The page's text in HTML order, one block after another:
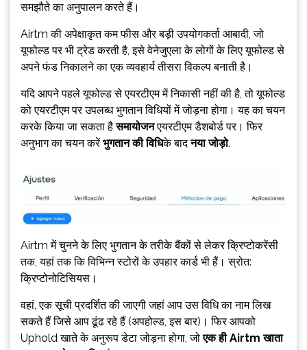
समझौते का अनुपालन करते हैं।
Airtm की अपेक्षाकृत कम फीस और बड़ी उपयोगकर्ता आबादी, जो
यूफोल्ड पर भी ट्रेड करती है, इसे वेनेजुएला के लोगों के लिए यूफोल्ड से
अपने फंड निकालने का एक व्यवहार्य तीसरा विकल्प बनाती है।
यदि आपने पहले यूफोल्ड से एयरटीएम में निकासी नहीं की है, तो यूफोल्ड
को एयरटीएम पर उपलब्ध भुगतान विधियों में जोड़ना होगा। यह का चयन
करके किया जा सकता हैसमायोजनएयरटीएम डैशबोर्ड पर। फिर
अनुभाग का चयन करेंभुगतान की विधिके बादनया जोड़ो.
Airtm में चुनने के लिए भुगतान के तरीके बैंकों से लेकर क्रिप्टोकरेंसी
तक, यहां तक ​​​​कि विभिन्न स्टोरों के उपहार कार्ड भी हैं। स्रोत:
क्रिप्टोनोटिसियस।
वहां, एक सूची प्रदर्शित की जाएगी जहां आप उस विधि का नाम लिख
सकते हैं जिसे आप ढूंढ रहे हैं (अपहोल्ड, इस बार)। फिर आपको
Uphold खाते के अनुरूप डेटा जोड़ना होगा, जोएक ही Airtm खाता